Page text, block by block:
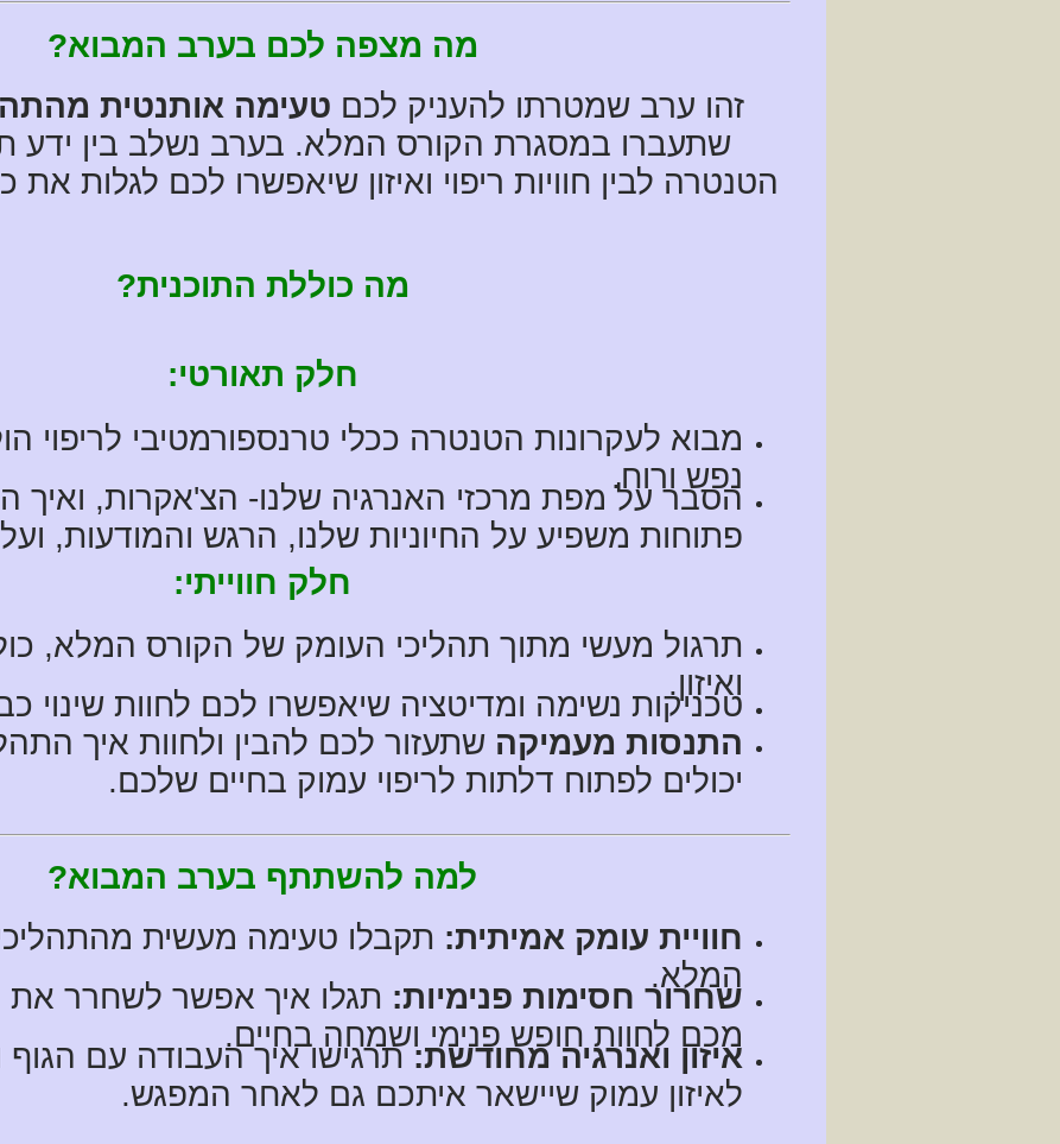
מה מצפה לכם בערב המבוא?
זהו ערב שמטרתו להעניק לכם טעימה אותנטית
שתעברו במסגרת הקורס המלא. בערב נשלב בין ידע
הטנטרה לבין חוויות ריפוי ואיזון שיאפשרו לכם לגלות
מה כוללת התוכנית?
חלק תאורטי:
מבוא לעקרונות הטנטרה ככלי טרנספורמטיבי לריפוי
נפש ורוח.
הסבר על מפת מרכזי האנרגיה שלנו- הצ'אקרות, ואיך
פתוחות משפיע על החיוניות שלנו, הרגש והמודעות,
חלק חווייתי:
תרגול מעשי מתוך תהליכי העומק של הקורס המלא,
ואיזון.
טכניקות נשימה ומדיטציה שיאפשרו לכם לחוות שינוי
התנסות מעמיקה שתעזור לכם להבין ולחוות איך
יכולים לפתוח דלתות לריפוי עמוק בחיים שלכם.
למה להשתתף בערב המבוא?
חוויית עומק אמיתית: תקבלו טעימה מעשית
המלא.
שחרור חסימות פנימיות: תגלו איך אפשר לשחרר את
מכם לחוות חופש פנימי ושמחה בחיים.
איזון ואנרגיה מחודשת:תרגישו איך העבודה עם הגוף
לאיזון עמוק שיישאר איתכם גם לאחר המפגש.